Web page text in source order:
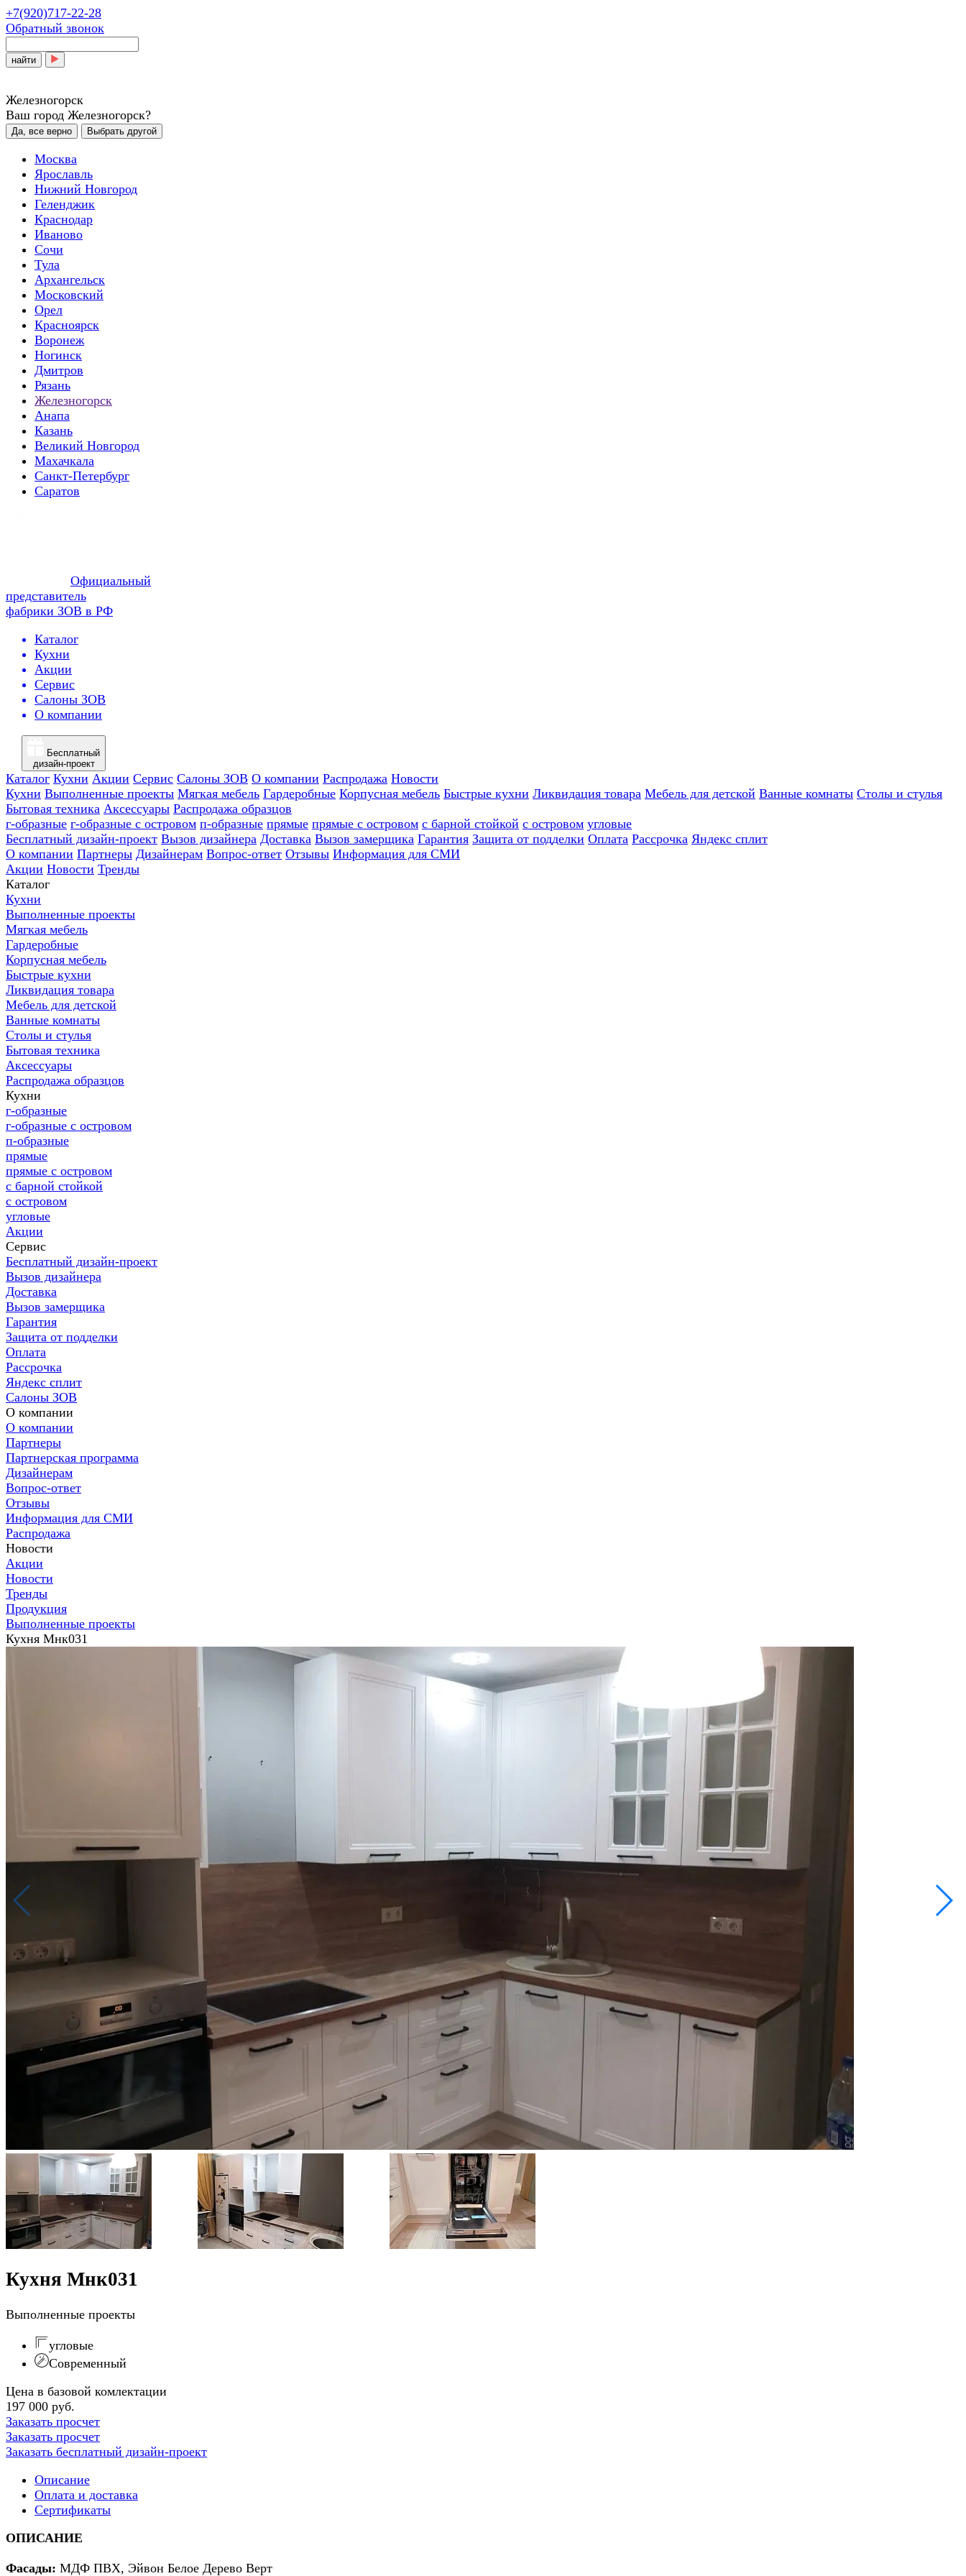
+7(920)717-22-28
Обратный звонок
найти
Железногорск
Ваш город Железногорск?
Да, все верно Выбрать другой
Москва
Ярославль
Нижний Новгород
Геленджик
Краснодар
Иваново
Сочи
Тула
Архангельск
Московский
Орел
Красноярск
Воронеж
Ногинск
Дмитров
Рязань
Железногорск
Анапа
Казань
Великий Новгород
Махачкала
Санкт-Петербург
Саратов
Официальный
представитель
фабрики ЗОВ в РФ
Каталог
Кухни
Акции
Сервис
Салоны ЗОВ
О компании
Бесплатный
дизайн-проект
Каталог Кухни Акции Сервис Салоны ЗОВ О компании Распродажа Новости
Кухни Выполненные проекты Мягкая мебель Гардеробные Корпусная мебель Быстрые кухни Ликвидация товара Мебель для детской Ванные комнаты Столы и стулья
Бытовая техника Аксессуары Распродажа образцов
г-образные г-образные с островом п-образные прямые прямые с островом с барной стойкой с островом угловые
Бесплатный дизайн-проект Вызов дизайнера Доставка Вызов замерщика Гарантия Защита от подделки Оплата Рассрочка Яндекс сплит
О компании Партнеры Дизайнерам Вопрос-ответ Отзывы Информация для СМИ
Акции Новости Тренды
Каталог
Кухни
Выполненные проекты
Мягкая мебель
Гардеробные
Корпусная мебель
Быстрые кухни
Ликвидация товара
Мебель для детской
Ванные комнаты
Столы и стулья
Бытовая техника
Аксессуары
Распродажа образцов
Кухни
г-образные
г-образные с островом
п-образные
прямые
прямые с островом
с барной стойкой
с островом
угловые
Акции
Сервис
Бесплатный дизайн-проект
Вызов дизайнера
Доставка
Вызов замерщика
Гарантия
Защита от подделки
Оплата
Рассрочка
Яндекс сплит
Салоны ЗОВ
О компании
О компании
Партнеры
Партнерская программа
Дизайнерам
Вопрос-ответ
Отзывы
Информация для СМИ
Распродажа
Новости
Акции
Новости
Тренды
Продукция
Выполненные проекты
Кухня Мнк031
Кухня Мнк031
Выполненные проекты
угловые
Современный
Цена в базовой комлектации
197 000 руб.
Заказать просчет
Заказать просчет
Заказать бесплатный дизайн-проект
Описание
Оплата и доставка
Сертификаты
ОПИСАНИЕ
Фасады: МДФ ПВХ, Эйвон Белое Дерево Верт